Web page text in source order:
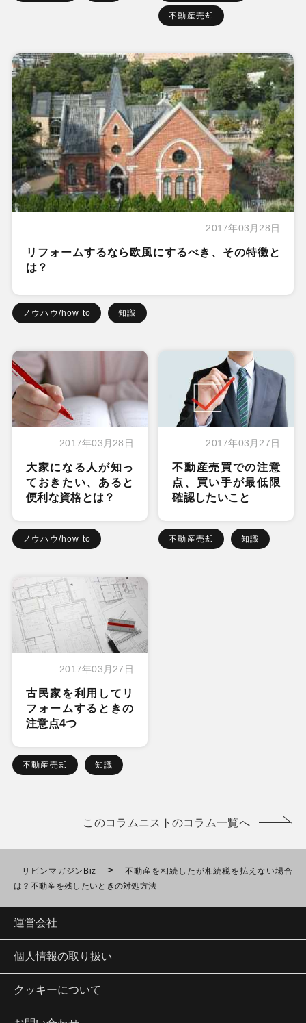
不動産売却
2017年03月28日
リフォームするなら欧風にするべき、その特徴と
は？
ノウハウ/how to 知識
2017年03月28日
大家になる人が知っ
ておきたい、あると
便利な資格とは？
ノウハウ/how to
2017年03月27日
不動産売買での注意
点、買い手が最低限
確認したいこと
不動産売却 知識
2017年03月27日
古民家を利用してリ
フォームするときの
注意点4つ
不動産売却 知識
このコラムニストのコラム一覧へ
リビンマガジンBiz >
不動産を相続したが相続税を払えない場合
は？不動産を残したいときの対処方法
運営会社
個人情報の取り扱い
クッキーについて